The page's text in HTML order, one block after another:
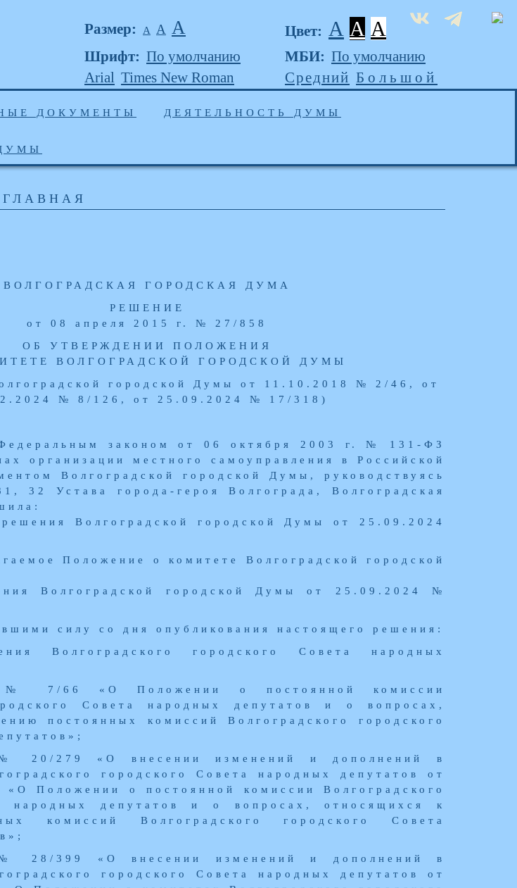
Размер: А А А Цвет: A A A
Шрифт: По умолчанию
Arial Times New Roman
МБИ: По умолчанию
Средний Большой
ДОКУМЕНТЫ ДЕЯТЕЛЬНОСТЬ ДУМЫ
ГЛАВНАЯ
ВОЛГОГРАДСКАЯ ГОРОДСКАЯ ДУМА
РЕШЕНИЕ
от 08 апреля 2015 г. № 27/858
ОБ УТВЕРЖДЕНИИ ПОЛОЖЕНИЯ
ВОЛГОГРАДСКОЙ ГОРОДСКОЙ ДУМЫ
городской Думы от 11.10.2018 № 2/46, от
№ 8/126, от 25.09.2024 № 17/318)
законом от 06 октября 2003 г. № 131-ФЗ
организации местного самоуправления в Российской
Волгоградской городской Думы, руководствуясь
32 Устава города-героя Волгограда, Волгоградская
Волгоградской городской Думы от 25.09.2024
Положение о комитете Волгоградской городской
Волгоградской городской Думы от 25.09.2024 №
силу со дня опубликования настоящего решения:
Волгоградского городского Совета народных
№ 7/66 «О Положении о постоянной комиссии
Совета народных депутатов и о вопросах,
постоянных комиссий Волгоградского городского
20/279 «О внесении изменений и дополнений в
городского Совета народных депутатов от
Положении о постоянной комиссии Волгоградского
народных депутатов и о вопросах, относящихся к
комиссий Волгоградского городского Совета
28/399 «О внесении изменений и дополнений в
городского Совета народных депутатов от